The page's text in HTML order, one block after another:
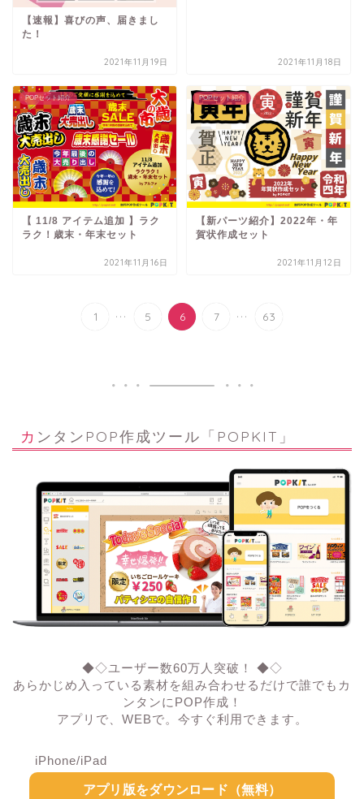
【速報】喜びの声、届きまし
た！
2021年11月19日 2021年11月18日
POPセット紹介
【 11/8 アイテム追加 】ラク
ラク！歳末・年末セット
2021年11月16日
POPセット紹介
【新パーツ紹介】2022年・年
賀状作成セット
2021年11月12日
1 ... 5 6 7 ... 63
カンタンPOP作成ツール「POPKIT」
◆◇ユーザー数60万人突破！ ◆◇
あらかじめ入っている素材を組み合わせるだけで誰でもカ
ンタンにPOP作成！
アプリで、WEBで。今すぐ利用できます。
iPhone/iPad
アプリ版をダウンロード（無料）